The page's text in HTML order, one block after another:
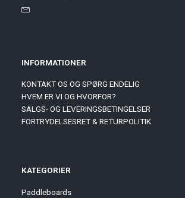
INFORMATIONER
KONTAKT OS OG SPØRG ENDELIG
HVEM ER VI OG HVORFOR?
SALGS- OG LEVERINGSBETINGELSER
FORTRYDELSESRET & RETURPOLITIK
KATEGORIER
Paddleboards